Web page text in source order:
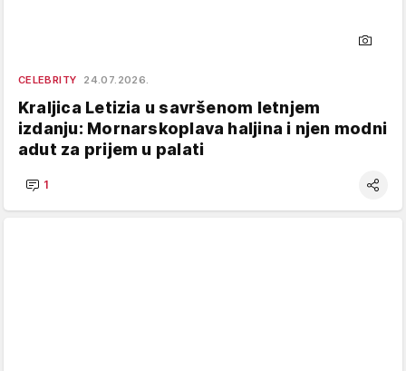
CELEBRITY 24.07.2026.
Kraljica Letizia u savršenom letnjem
izdanju: Mornarskoplava haljina i njen modni
adut za prijem u palati
1